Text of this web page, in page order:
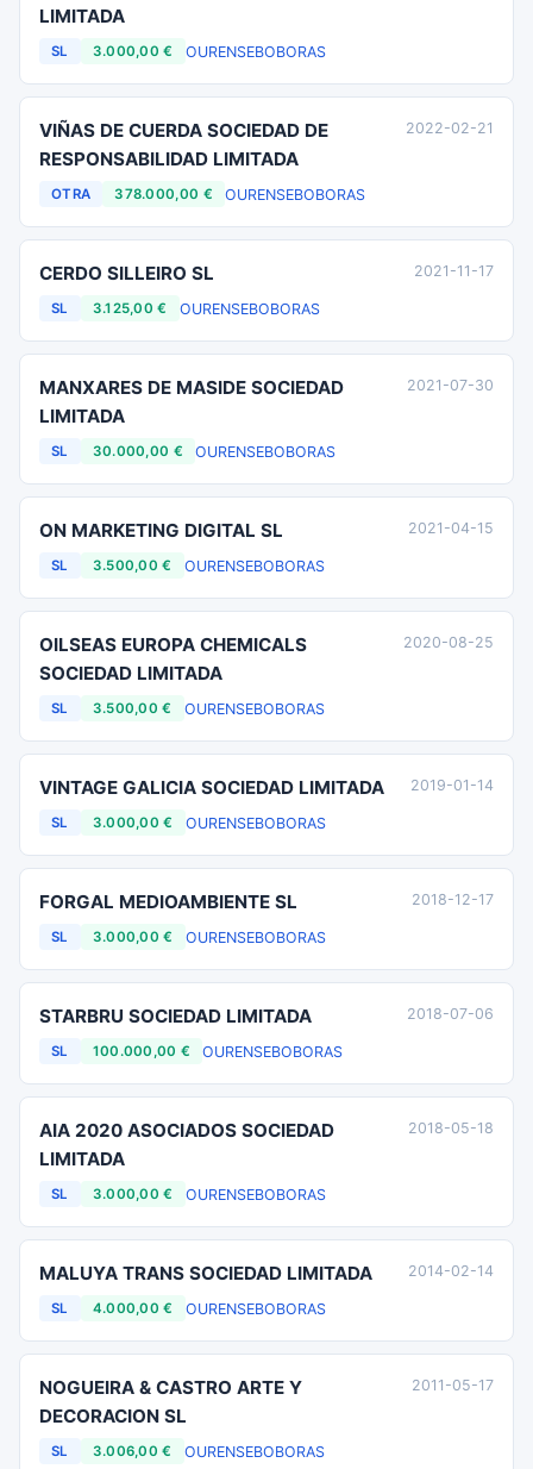
LIMITADA
SL 3.000,00 € OURENSEBOBORAS
VIÑAS DE CUERDA SOCIEDAD DE
RESPONSABILIDAD LIMITADA
OTRA 378.000,00 € OURENSEBOBORAS
2022-02-21
CERDO SILLEIRO SL
SL 3.125,00 € OURENSEBOBORAS
2021-11-17
MANXARES DE MASIDE SOCIEDAD
LIMITADA
SL 30.000,00 € OURENSEBOBORAS
2021-07-30
ON MARKETING DIGITAL SL
SL 3.500,00 € OURENSEBOBORAS
2021-04-15
OILSEAS EUROPA CHEMICALS
SOCIEDAD LIMITADA
SL 3.500,00 € OURENSEBOBORAS
2020-08-25
VINTAGE GALICIA SOCIEDAD LIMITADA
SL 3.000,00 € OURENSEBOBORAS
2019-01-14
FORGAL MEDIOAMBIENTE SL
SL 3.000,00 € OURENSEBOBORAS
2018-12-17
STARBRU SOCIEDAD LIMITADA
SL 100.000,00 € OURENSEBOBORAS
2018-07-06
AIA 2020 ASOCIADOS SOCIEDAD
LIMITADA
SL 3.000,00 € OURENSEBOBORAS
2018-05-18
MALUYA TRANS SOCIEDAD LIMITADA
SL 4.000,00 € OURENSEBOBORAS
2014-02-14
NOGUEIRA & CASTRO ARTE Y
DECORACION SL
SL 3.006,00 € OURENSEBOBORAS
2011-05-17